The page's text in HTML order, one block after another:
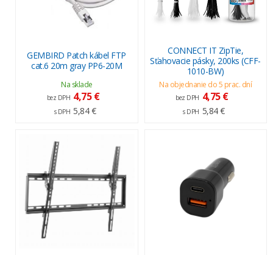
GEMBIRD Patch kábel FTP
cat.6 20m gray PP6-20M
Na sklade
bez DPH 4,75 €
s DPH 5,84 €
CONNECT IT ZipTie,
Sťahovacie pásky, 200ks (CFF-
1010-BW)
Na objednanie do 5 prac. dní
bez DPH 4,75 €
s DPH 5,84 €